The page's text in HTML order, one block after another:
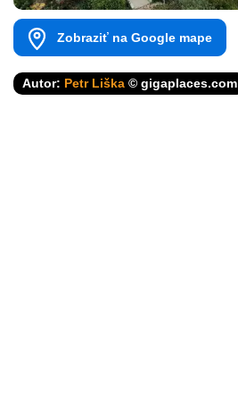
Zobraziť na Google mape
Autor: Petr Liška © gigaplaces.com